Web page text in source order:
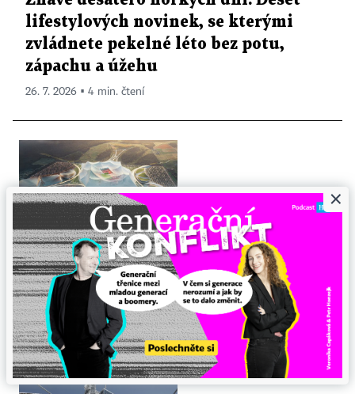
lifestylových novinek, se kterými
zvládnete pekelné léto bez potu,
zápachu a úžehu
26. 7. 2026 ▪ 4 min. čtení
Tři kontinenty, šest zemí, dvacet tři
stadionů a z toho čtyři úplně nové.
Mistrovství světa ve fotbale 2030 chystá
architektonické unikáty
30. 7. 2026 ▪ 6 min. čtení
×